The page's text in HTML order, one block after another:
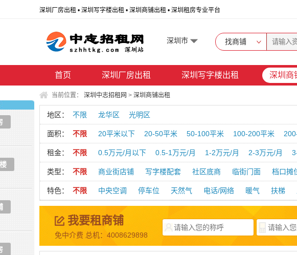
深圳厂房出租 • 深圳写字楼出租 • 深圳商铺出租 • 深圳租房专业平台
深圳市 找商铺
首页 深圳厂房出租 深圳写字楼出租 深圳商
当前位置： 深圳中志招租网 > 深圳商铺出租
地区： 不限 龙华区 光明区
面积： 不限 20平米以下 20-50平米 50-100平米 100-200平米
租金： 不限 0.5万元/月以下 0.5-1万元/月 1-2万元/月 2-3万元/月
类型： 不限 商业街店铺 写字楼配套 社区底商 临街门面 档口摊
特色： 不限 中央空调 停车位 天然气 电话/网络 暖气 扶梯
我要租商铺
免中介费 总机：4008629898